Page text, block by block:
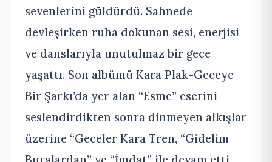
sevenlerini güldürdü. Sahnede
devleşirken ruha dokunan sesi, enerjisi
ve danslarıyla unutulmaz bir gece
yaşattı. Son albümü Kara Plak-Geceye
Bir Şarkı’da yer alan “Esme” eserini
seslendirdikten sonra dinmeyen alkışlar
üzerine “Geceler Kara Tren, “Gidelim